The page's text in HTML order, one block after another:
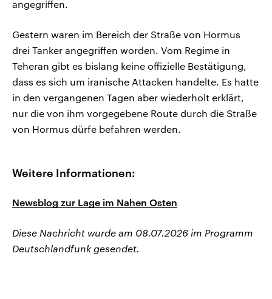
angegriffen.
Gestern waren im Bereich der Straße von Hormus
drei Tanker angegriffen worden. Vom Regime in
Teheran gibt es bislang keine offizielle Bestätigung,
dass es sich um iranische Attacken handelte. Es hatte
in den vergangenen Tagen aber wiederholt erklärt,
nur die von ihm vorgegebene Route durch die Straße
von Hormus dürfe befahren werden.
Weitere Informationen:
Newsblog zur Lage im Nahen Osten
Diese Nachricht wurde am 08.07.2026 im Programm
Deutschlandfunk gesendet.